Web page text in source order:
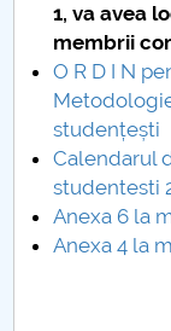
Ghiduri pentru
Relations
Relations
PNRR
Proiect (PRIM
1, va avea
membrii
O R D I N
studențești
Calendarul
studentesti
Anexa 6 la
Anexa 4 la